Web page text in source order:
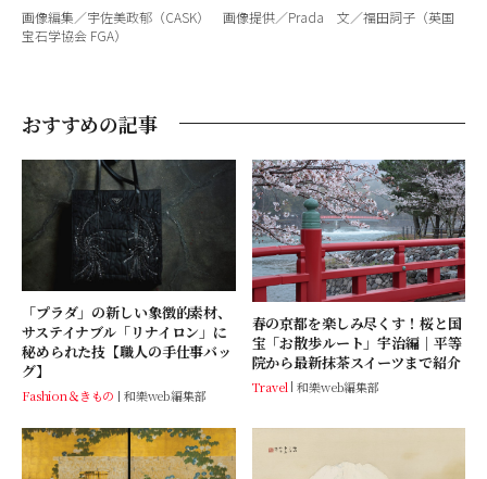
画像編集／宇佐美政郁（CASK） 画像提供／Prada 文／福田詞子（英国
宝石学協会 FGA）
おすすめの記事
「プラダ」の新しい象徴的素材、
サステイナブル「リナイロン」に
秘められた技【職人の手仕事バッ
グ】
Fashion＆きもの 和樂web編集部
春の京都を楽しみ尽くす！桜と国
宝「お散歩ルート」宇治編｜平等
院から最新抹茶スイーツまで紹介
Travel 和樂web編集部